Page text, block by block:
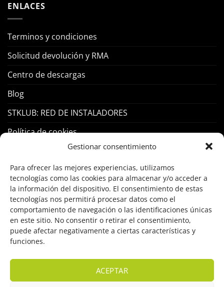
Gestionar consentimiento
Para ofrecer las mejores experiencias, utilizamos
tecnologías como las cookies para almacenar y/o acceder a
la información del dispositivo. El consentimiento de estas
tecnologías nos permitirá procesar datos como el
comportamiento de navegación o las identificaciones únicas
en este sitio. No consentir o retirar el consentimiento,
puede afectar negativamente a ciertas características y
funciones.
ACEPTAR
ENLACES
Terminos y condiciones
Solicitud devolución y RMA
Centro de descargas
Blog
STKLUB: RED DE INSTALADORES
Política de cookies
Control Acceso
Hogar Inteligente
Incendio
Intrusión
OFERTAS